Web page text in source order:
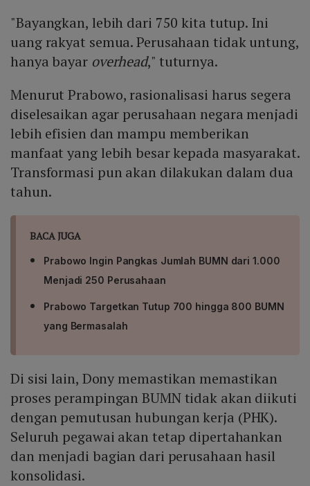
menghemat sekitar Rp 47 triliun.
"Bayangkan, lebih dari 750 kita tutup. Ini
uang rakyat semua. Perusahaan tidak untung,
hanya bayar overhead," tuturnya.
Menurut Prabowo, rasionalisasi harus segera
diselesaikan agar perusahaan negara menjadi
lebih efisien dan mampu memberikan
manfaat yang lebih besar kepada masyarakat.
Transformasi pun akan dilakukan dalam dua
tahun.
BACA JUGA
Prabowo Ingin Pangkas Jumlah BUMN dari 1.000
Menjadi 250 Perusahaan
Prabowo Targetkan Tutup 700 hingga 800 BUMN
yang Bermasalah
Di sisi lain, Dony memastikan memastikan
proses perampingan BUMN tidak akan diikuti
dengan pemutusan hubungan kerja (PHK).
Seluruh pegawai akan tetap dipertahankan
dan menjadi bagian dari perusahaan hasil
konsolidasi.